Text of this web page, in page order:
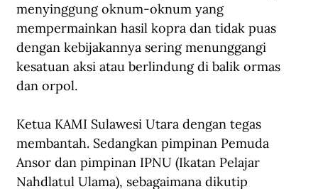
menyinggung oknum-oknum yang
mempermainkan hasil kopra dan tidak puas
dengan kebijakannya sering menunggangi
kesatuan aksi atau berlindung di balik ormas
dan orpol.
Ketua KAMI Sulawesi Utara dengan tegas
membantah. Sedangkan pimpinan Pemuda
Ansor dan pimpinan IPNU (Ikatan Pelajar
Nahdlatul Ulama), sebagaimana dikutip